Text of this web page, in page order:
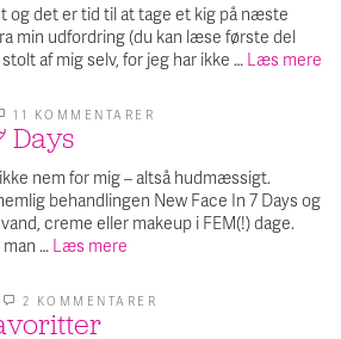
PÅ
31
DAGE
(DEL
og det er tid til at tage et kig på næste
min udfordring (du kan læse første del
af mig selv, for jeg har ikke … Læs mere
11 KOMMENTARER
7
DAYS
Days
nem for mig – altså hudmæssigt.
behandlingen New Face In 7 Days og
creme eller makeup i FEM(!) dage.
… Læs mere
2 KOMMENTARER